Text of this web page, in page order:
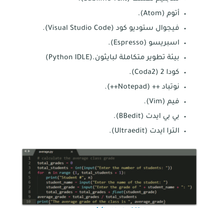
أتوم (Atom).
فيجوال ستوديو كود (Visual Studio Code).
اسبريسو (Espresso).
بيئة تطوير متكاملة لبايثون.(Python IDLE)
كودا 2 (Coda2).
نوتباد ++ (Notepad++).
فيم (Vim).
بي بي ايدت (BBedit).
الترا ايدت (Ultraedit).